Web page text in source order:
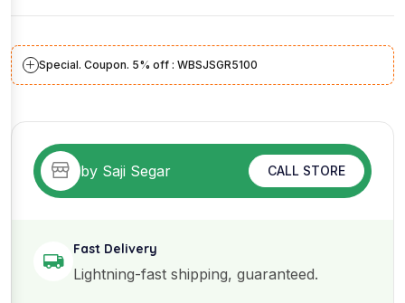
Special. Coupon. 5% off : WBSJSGR5100
by Saji Segar CALL STORE
Fast Delivery
Lightning-fast shipping, guaranteed.